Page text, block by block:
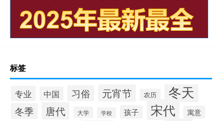
标签
专业 中国 习俗 元宵节 农历 冬天
冬季 唐代 大学 学校 孩子 宋代 寓意